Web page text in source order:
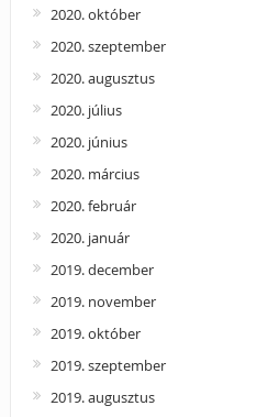
2020. október
2020. szeptember
2020. augusztus
2020. július
2020. június
2020. március
2020. február
2020. január
2019. december
2019. november
2019. október
2019. szeptember
2019. augusztus